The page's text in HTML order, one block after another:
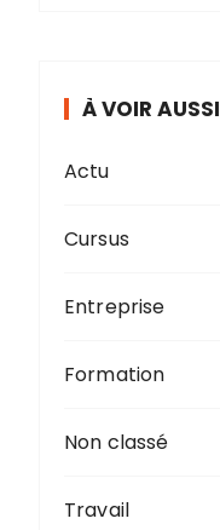
À VOIR AUSSI
Actu
Cursus
Entreprise
Formation
Non classé
Travail